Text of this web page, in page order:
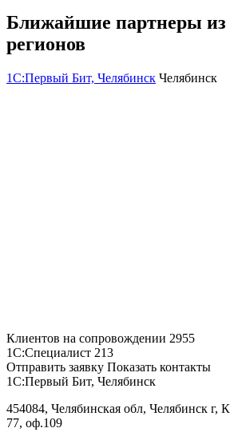
Ближайшие партнеры из
регионов
1С:Первый Бит, Челябинск Челябинск
Клиентов на сопровождении 2955
1С:Специалист 213
Отправить заявку Показать контакты
1С:Первый Бит, Челябинск
454084, Челябинская обл, Челябинск г,
77, оф.109